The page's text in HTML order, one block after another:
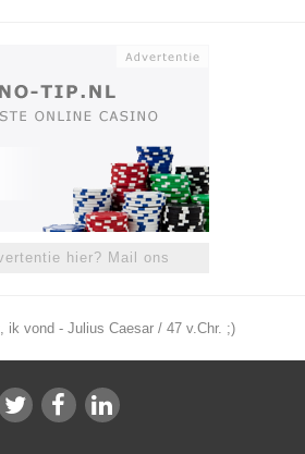
hier? Mail ons
ik vond - Julius Caesar / 47 v.Chr. ;)